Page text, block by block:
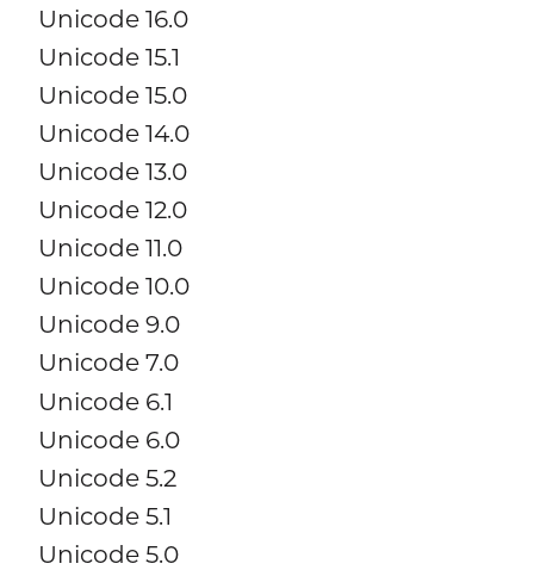
Unicode 16.0
Unicode 15.1
Unicode 15.0
Unicode 14.0
Unicode 13.0
Unicode 12.0
Unicode 11.0
Unicode 10.0
Unicode 9.0
Unicode 7.0
Unicode 6.1
Unicode 6.0
Unicode 5.2
Unicode 5.1
Unicode 5.0